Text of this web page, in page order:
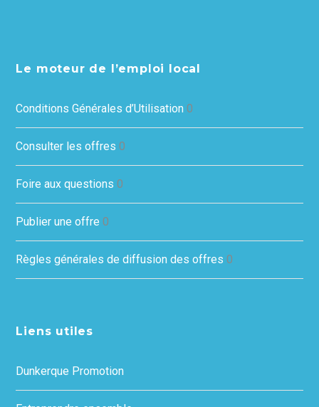
Le moteur de l’emploi local
Conditions Générales d’Utilisation 0
Consulter les offres 0
Foire aux questions 0
Publier une offre 0
Règles générales de diffusion des offres 0
Liens utiles
Dunkerque Promotion